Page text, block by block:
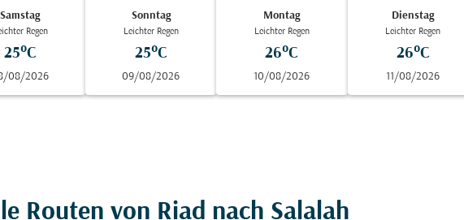
Samstag
Regen
25°C
08/2026
Sonntag
Leichter Regen
25°C
09/08/2026
Montag
Leichter Regen
26°C
10/08/2026
Dienstag
Leichter Regen
26°C
11/08/2026
Routen von Riad nach Salalah